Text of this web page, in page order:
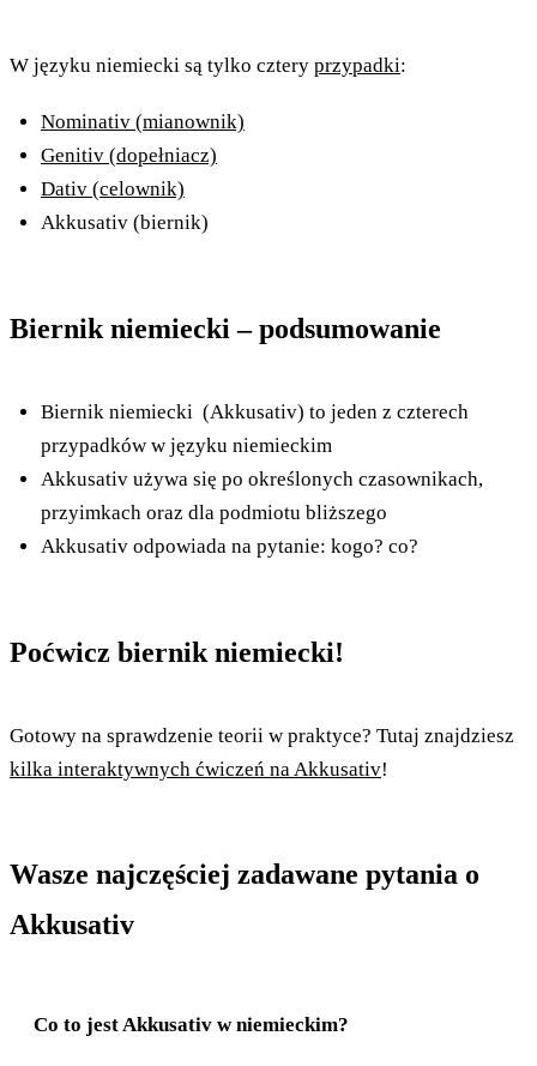
W języku niemiecki są tylko cztery przypadki:
Nominativ (mianownik)
Genitiv (dopełniacz)
Dativ (celownik)
Akkusativ (biernik)
Biernik niemiecki – podsumowanie
Biernik niemiecki (Akkusativ) to jeden z czterech
przypadków w języku niemieckim
Akkusativ używa się po określonych czasownikach,
przyimkach oraz dla podmiotu bliższego
Akkusativ odpowiada na pytanie: kogo? co?
Poćwicz biernik niemiecki!
Gotowy na sprawdzenie teorii w praktyce? Tutaj znajdziesz
kilka interaktywnych ćwiczeń na Akkusativ!
Wasze najczęściej zadawane pytania o
Akkusativ
Co to jest Akkusativ w niemieckim?